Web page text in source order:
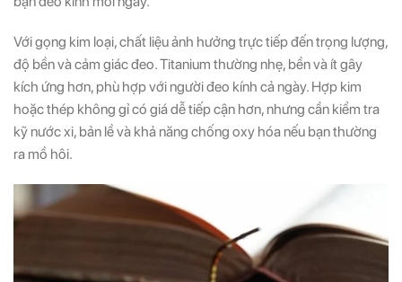
Với gọng kim loại, chất liệu ảnh hưởng trực tiếp đến trọng lượng,
độ bền và cảm giác đeo. Titanium thường nhẹ, bền và ít gây
kích ứng hơn, phù hợp với người đeo kính cả ngày. Hợp kim
hoặc thép không gỉ có giá dễ tiếp cận hơn, nhưng cần kiểm tra
kỹ nước xi, bản lề và khả năng chống oxy hóa nếu bạn thường
ra mồ hôi.